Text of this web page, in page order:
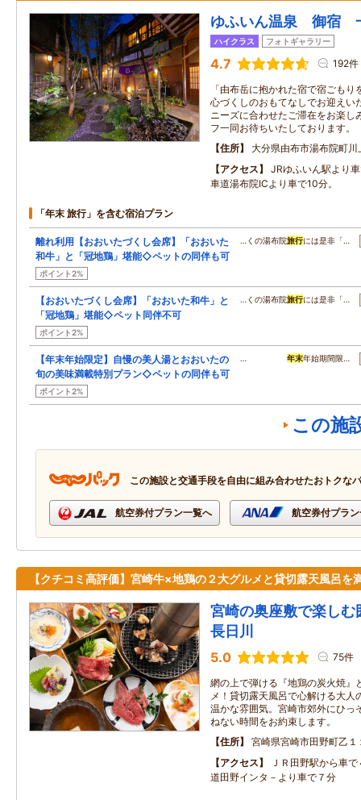
ゆふいん温泉 御宿
ハイクラス フォトギャラリー
4.7 192件
「由布岳に抱かれた宿で宿ごも
心づくしのおもてなしでお迎えい
ニーズに合わせたご滞在をお楽し
フ一同お待ちいたしております。
住所
大分県由布市湯布院町
アクセス
JRゆふいん駅より
車道湯布院ICより車で10分。
「年末 旅行」を含む宿泊プラン
離れ利用【おおいたづくし会席】「おおいた
和牛」と「冠地鶏」堪能◇ペットの同伴も可
ポイント2%
…くの湯布院旅行には是非「…
【おおいたづくし会席】「おおいた和牛」と
「冠地鶏」堪能◇ペット同伴不可
ポイント2%
…くの湯布院旅行には是非「…
【年末年始限定】自慢の美人湯とおおいたの
旬の美味満載特別プラン◇ペットの同伴も可
ポイント2%
… 年末年始期間限…
この施
この施設と交通手段を自由に組み合わせたおトクな
航空券付プラン一覧へ 航空券付プラ
【クチコミ高評価】宮崎牛×地鶏の２大グルメと貸切露天風呂を
宮崎の奥座敷で楽し
長日川
5.0 75件
網の上で弾ける『地鶏の炭火焼』
メ！貸切露天風呂で心解ける大人
温かな雰囲気。宮崎市郊外にひっ
ねない時間をお約束します。
住所
宮崎県宮崎市田野町乙１
アクセス
ＪＲ田野駅から車
道田野インタ－より車で７分